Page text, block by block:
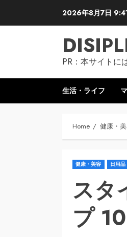
2026年8月7日
PR：本サイトに
生活・ライフ
Home 健康・
健康・美容 日用品
スタ
プ